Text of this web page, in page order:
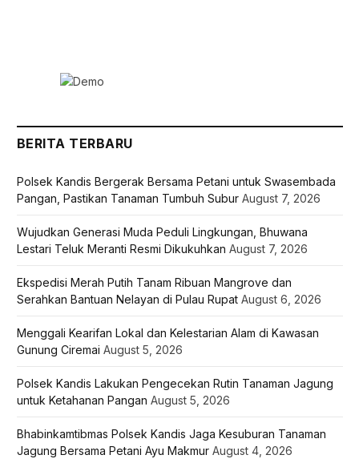
BERITA TERBARU
Polsek Kandis Bergerak Bersama Petani untuk Swasembada
Pangan, Pastikan Tanaman Tumbuh Subur August 7, 2026
Wujudkan Generasi Muda Peduli Lingkungan, Bhuwana
Lestari Teluk Meranti Resmi Dikukuhkan August 7, 2026
Ekspedisi Merah Putih Tanam Ribuan Mangrove dan
Serahkan Bantuan Nelayan di Pulau Rupat August 6, 2026
Menggali Kearifan Lokal dan Kelestarian Alam di Kawasan
Gunung Ciremai August 5, 2026
Polsek Kandis Lakukan Pengecekan Rutin Tanaman Jagung
untuk Ketahanan Pangan August 5, 2026
Bhabinkamtibmas Polsek Kandis Jaga Kesuburan Tanaman
Jagung Bersama Petani Ayu Makmur August 4, 2026